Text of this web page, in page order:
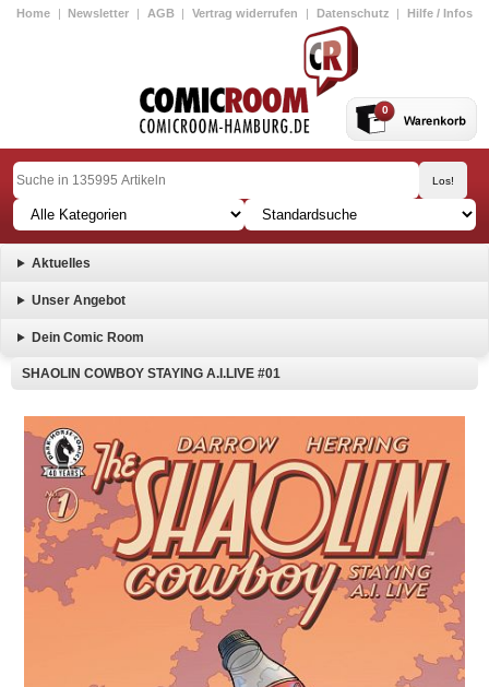
Home | Newsletter | AGB | Vertrag widerrufen | Datenschutz | Hilfe / Infos
0
Aktuelles
Unser Angebot
Dein Comic Room
SHAOLIN COWBOY STAYING A.I.LIVE #01